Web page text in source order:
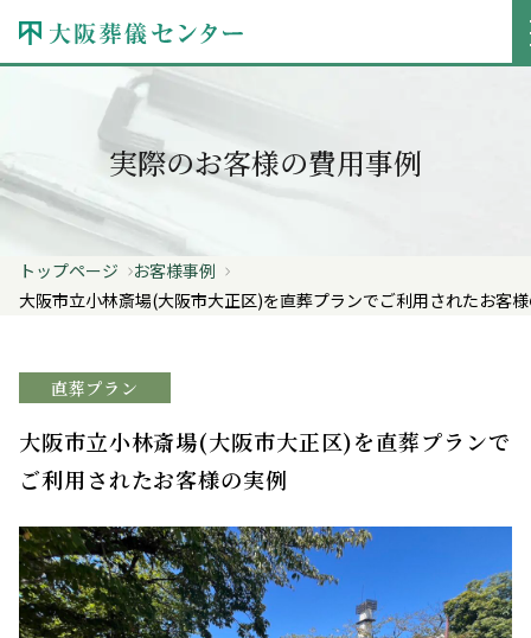
実際のお客様の費用事例
トップページ
お客様事例
大阪市立小林斎場(大阪市大正区)を直葬プランでご利用されたお客
直葬プラン
大阪市立小林斎場(大阪市大正区)を直葬プランで
ご利用されたお客様の実例